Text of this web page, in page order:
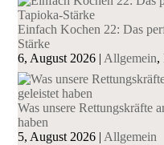
Einfach Kochen 22: Das
Stärke
6, August 2026 | Allgemein,
Was unsere Rettungskräfte
haben
5, August 2026 | Allgemein